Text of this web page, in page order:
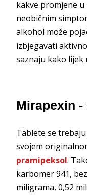
kakve promjene
neobičnim
alkohol može
izbjegavati
saznaju kako lijek
Mirapexin
Tablete se
svojem
pramipeksol.
karbomer 941,
miligrama, 0,52